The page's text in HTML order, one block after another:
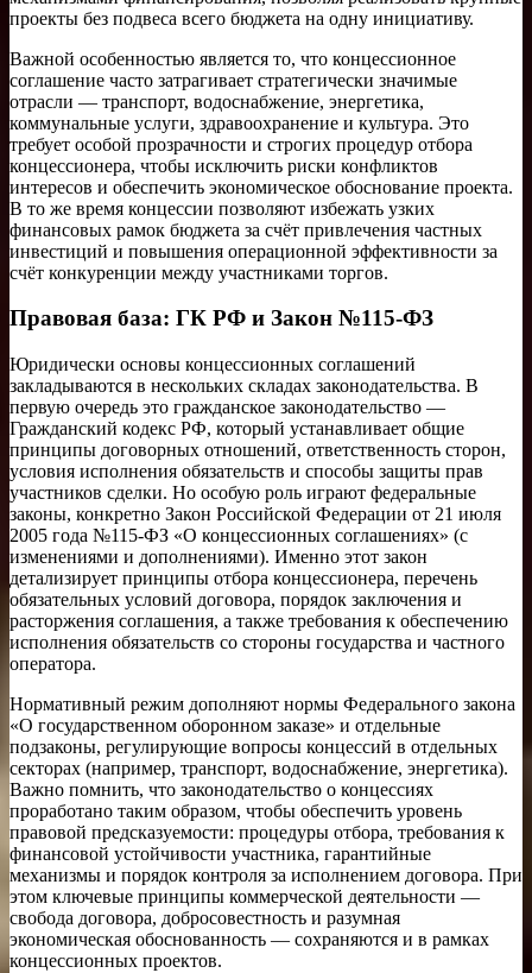
проекты без подвеса всего бюджета на одну инициативу.
Важной особенностью является то, что концессионное
соглашение часто затрагивает стратегически значимые
отрасли — транспорт, водоснабжение, энергетика,
коммунальные услуги, здравоохранение и культура. Это
требует особой прозрачности и строгих процедур отбора
концессионера, чтобы исключить риски конфликтов
интересов и обеспечить экономическое обоснование проекта.
В то же время концессии позволяют избежать узких
финансовых рамок бюджета за счёт привлечения частных
инвестиций и повышения операционной эффективности за
счёт конкуренции между участниками торгов.
Правовая база: ГК РФ и Закон №115-ФЗ
Юридически основы концессионных соглашений
закладываются в нескольких складах законодательства. В
первую очередь это гражданское законодательство —
Гражданский кодекс РФ, который устанавливает общие
принципы договорных отношений, ответственность сторон,
условия исполнения обязательств и способы защиты прав
участников сделки. Но особую роль играют федеральные
законы, конкретно Закон Российской Федерации от 21 июля
2005 года №115-ФЗ «О концессионных соглашениях» (с
изменениями и дополнениями). Именно этот закон
детализирует принципы отбора концессионера, перечень
обязательных условий договора, порядок заключения и
расторжения соглашения, а также требования к обеспечению
исполнения обязательств со стороны государства и частного
оператора.
Нормативный режим дополняют нормы Федерального закона
«О государственном оборонном заказе» и отдельные
подзаконы, регулирующие вопросы концессий в отдельных
секторах (например, транспорт, водоснабжение, энергетика).
Важно помнить, что законодательство о концессиях
проработано таким образом, чтобы обеспечить уровень
правовой предсказуемости: процедуры отбора, требования к
финансовой устойчивости участника, гарантийные
механизмы и порядок контроля за исполнением договора. При
этом ключевые принципы коммерческой деятельности —
свобода договора, добросовестность и разумная
экономическая обоснованность — сохраняются и в рамках
концессионных проектов.